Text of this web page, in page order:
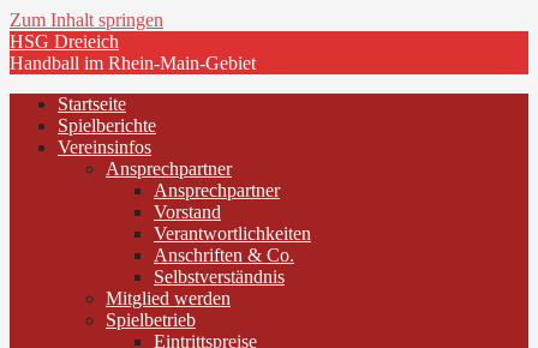
Zum Inhalt springen
HSG Dreieich
Handball im Rhein-Main-Gebiet
Startseite
Spielberichte
Vereinsinfos
Ansprechpartner
Ansprechpartner
Vorstand
Verantwortlichkeiten
Anschriften & Co.
Selbstverständnis
Mitglied werden
Spielbetrieb
Eintrittspreise